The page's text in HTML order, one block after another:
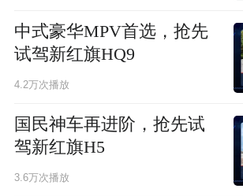
中式豪华MPV首选，抢先
试驾新红旗HQ9
4.2万次播放
国民神车再进阶，抢先试
驾新红旗H5
3.6万次播放